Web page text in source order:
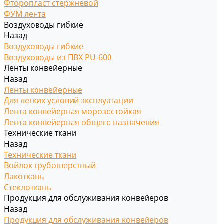
Фторопласт стержневой
ФУМ лента
Воздуховоды гибкие
Назад
Воздуховоды гибкие
Воздуховоды из ПВХ PU-600
Ленты конвейерные
Назад
Ленты конвейерные
Для легких условий эксплуатации
Лента конвейерная морозостойкая
Лента конвейерная общего назначения
Технические ткани
Назад
Технические ткани
Войлок грубошерстный
Лакоткань
Стеклоткань
Продукция для обслуживания конвейеров
Назад
Продукция для обслуживания конвейеров